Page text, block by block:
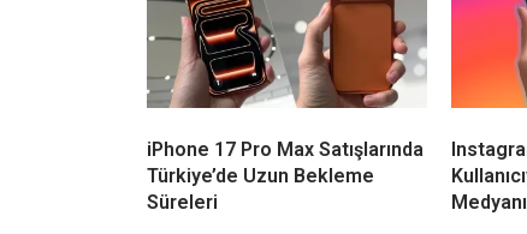
iPhone 17 Pro Max Satışlarında
Türkiye’de Uzun Bekleme
Süreleri